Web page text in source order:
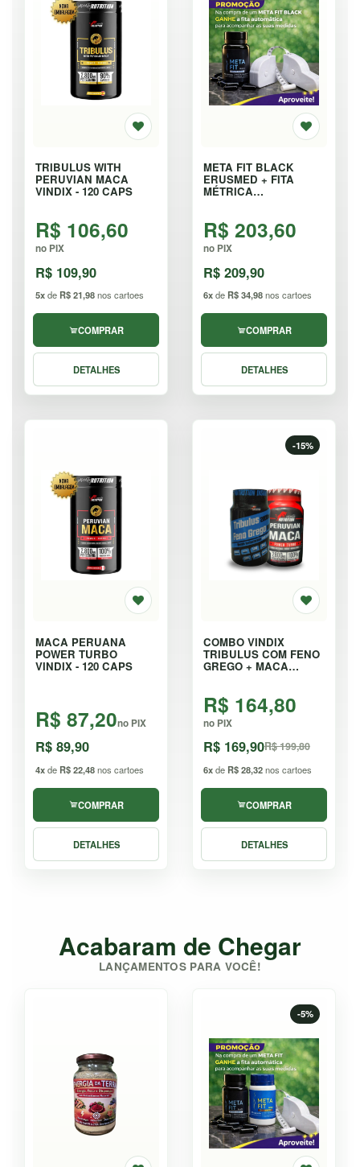
TRIBULUS WITH
PERUVIAN MACA
VINDIX - 120 CAPS
R$ 106,60
no PIX
R$ 109,90
5xde R$ 21,98nos cartoes
COMPRAR
DETALHES
META FIT BLACK
ERUSMED + FITA
MÉTRICA
R$ 203,60
no PIX
R$ 209,90
6xde R$ 34,98nos cartoes
COMPRAR
DETALHES
MACA PERUANA
POWER TURBO
VINDIX - 120 CAPS
R$ 87,20no PIX
R$ 89,90
4xde R$ 22,48nos cartoes
COMPRAR
DETALHES
-15%
COMBO VINDIX
TRIBULUS COM FENO
GREGO + MACA
R$ 164,80
no PIX
R$ 169,90R$ 199,80
6xde R$ 28,32nos cartoes
COMPRAR
DETALHES
Acabaram de Chegar
LANÇAMENTOS PARA VOCÊ!
-5%